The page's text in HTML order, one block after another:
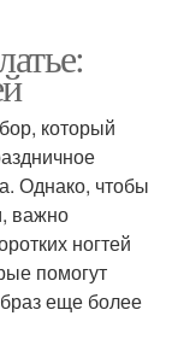
который
Однако, чтобы
важно
ногтей
помогут
еще более